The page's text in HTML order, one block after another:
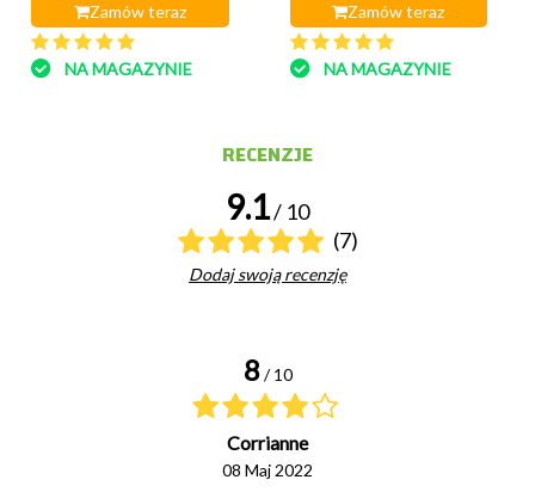
Zamów teraz
NA MAGAZYNIE
Zamów teraz
NA MAGAZYNIE
RECENZJE
9.1/ 10
(7)
Dodaj swoją recenzję
8 / 10
Corrianne
08 Maj 2022